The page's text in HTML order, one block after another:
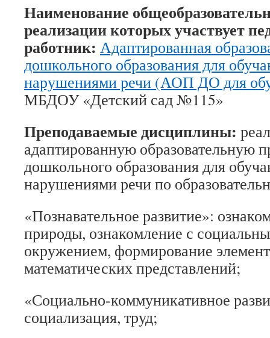
Наименование
реализации которых участвует
работник: Адаптированная
дошкольного образования для
нарушениями речи (АОП ДО для
МБДОУ «Детский сад №115»
Преподаваемые дисциплины:
адаптированную образовательную
дошкольного образования для
нарушениями речи по
«Познавательное развитие»:
природы, ознакомление с
окружением, формирование
математических представлений;
«Социально-коммуникативное
социализация, труд;